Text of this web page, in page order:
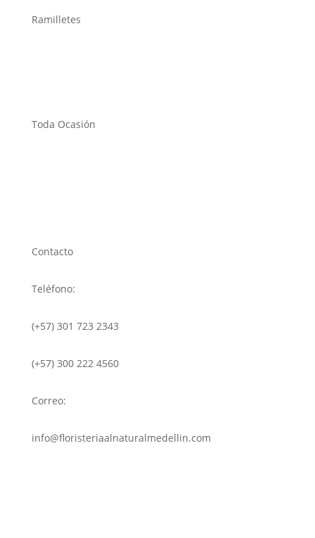
Ramilletes
Toda Ocasión
Contacto
Teléfono:
(+57) 301 723 2343
(+57) 300 222 4560
Correo:
info@floristeriaalnaturalmedellin.com